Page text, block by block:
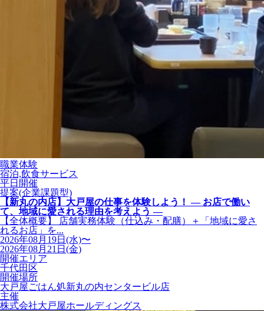
職業体験
宿泊,飲食サービス
平日開催
提案(企業課題型)
【新丸の内店】大戸屋の仕事を体験しよう！ ― お店で働い
て、地域に愛される理由を考えよう ―
【全体概要】 店舗実務体験（仕込み・配膳）＋「地域に愛さ
れるお店」を...
2026年08月19日(水)〜
2026年08月21日(金)
開催エリア
千代田区
開催場所
大戸屋ごはん処新丸の内センタービル店
主催
株式会社大戸屋ホールディングス